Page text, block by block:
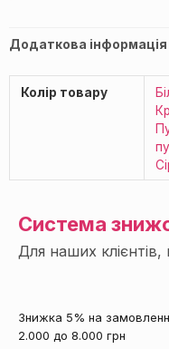
Додаткова інформація
Колір товару
Система
Для наших клієнтів,
Знижка 5% на
2.000 до 8.000 грн